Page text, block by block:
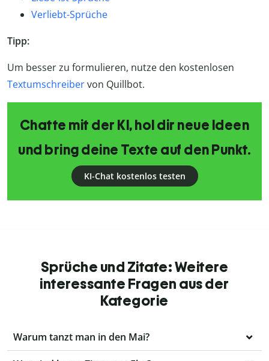
Verliebt-Sprüche
Tipp:
Um besser zu formulieren, nutze den kostenlosen
Textumschreibervon Quillbot.
Chatte mit der KI, hol dir neue Ideen
und bring deine Texte auf den Punkt.
KI-Chat kostenlos testen
Sprüche und Zitate: Weitere
interessante Fragen aus der
Kategorie
Warum tanzt man in den Mai?